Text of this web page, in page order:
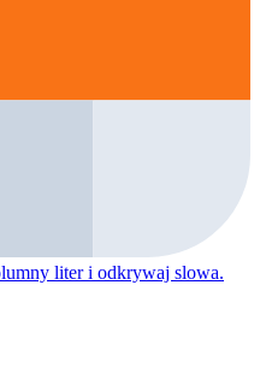
liter i odkrywaj slowa.